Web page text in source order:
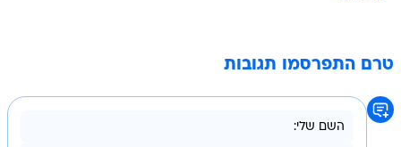
טרם התפרסמו תגובות